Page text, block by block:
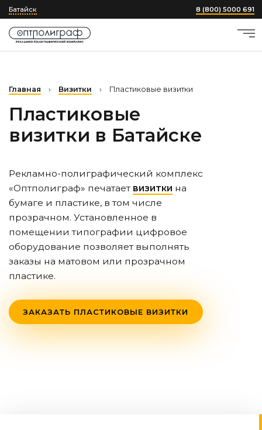
Батайск 8 (800) 5000 691
Главная › Визитки › Пластиковые визитки
Пластиковые
визитки в Батайске
Рекламно-полиграфический комплекс
«Оптполиграф» печатает визитки на
бумаге и пластике, в том числе
прозрачном. Установленное в
помещении типографии цифровое
оборудование позволяет выполнять
заказы на матовом или прозрачном
пластике.
ЗАКАЗАТЬ ПЛАСТИКОВЫЕ ВИЗИТКИ